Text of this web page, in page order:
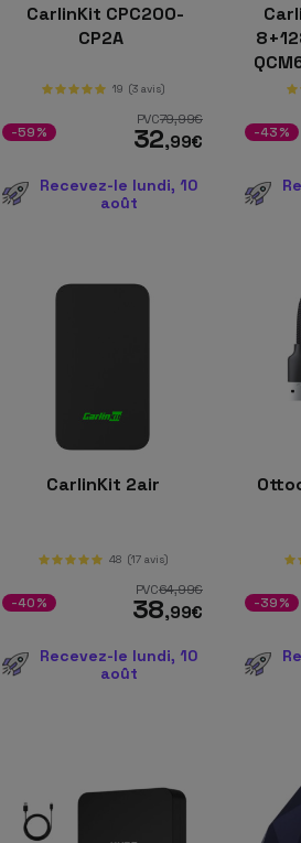
CarlinKit CPC200-
CP2A
19 (3 avis)
PVC79,99€
32,99€
-59%
Recevez-le lundi, 10
août
-43%
CarlinKit 2air
48 (17 avis)
PVC64,99€
38,99€
-40%
Recevez-le lundi, 10
août
-39%